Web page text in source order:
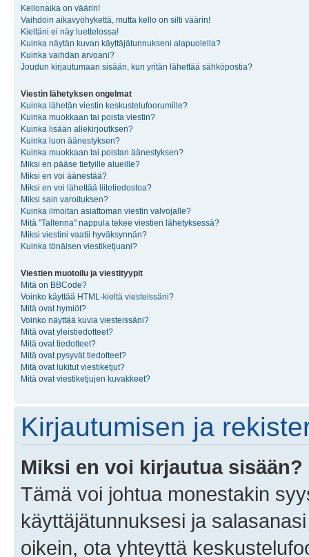
Kellonaika on väärin!
Vaihdoin aikavyöhykettä, mutta kello on silti väärin!
Kieltäni ei näy luettelossa!
Kuinka näytän kuvan käyttäjätunnukseni alapuolella?
Kuinka vaihdan arvoani?
Joudun kirjautumaan sisään, kun yritän lähettää sähköpostia?
Viestin lähetyksen ongelmat
Kuinka lähetän viestin keskustelufoorumille?
Kuinka muokkaan tai poista viestin?
Kuinka lisään allekirjoutksen?
Kuinka luon äänestyksen?
Kuinka muokkaan tai poistan äänestyksen?
Miksi en pääse tietyille alueille?
Miksi en voi äänestää?
Miksi en voi lähettää liitetiedostoa?
Miksi sain varoituksen?
Kuinka ilmoitan asiattoman viestin valvojalle?
Mitä "Tallenna" nappula tekee viestien lähetyksessä?
Miksi viestini vaatii hyväksynnän?
Kuinka tönäisen viestiketjuani?
Viestien muotoilu ja viestityypit
Mitä on BBCode?
Voinko käyttää HTML-kieltä viesteissäni?
Mitä ovat hymiöt?
Voinko näyttää kuvia viesteissäni?
Mitä ovat yleistiedotteet?
Mitä ovat tiedotteet?
Mitä ovat pysyvät tiedotteet?
Mitä ovat lukitut viestiketjut?
Mitä ovat viestiketjujen kuvakkeet?
Kirjautumisen ja
Miksi en voi kirjautua sisään?
Tämä voi johtua monestakin
käyttäjätunnuksesi ja
oikein, ota yhteyttä